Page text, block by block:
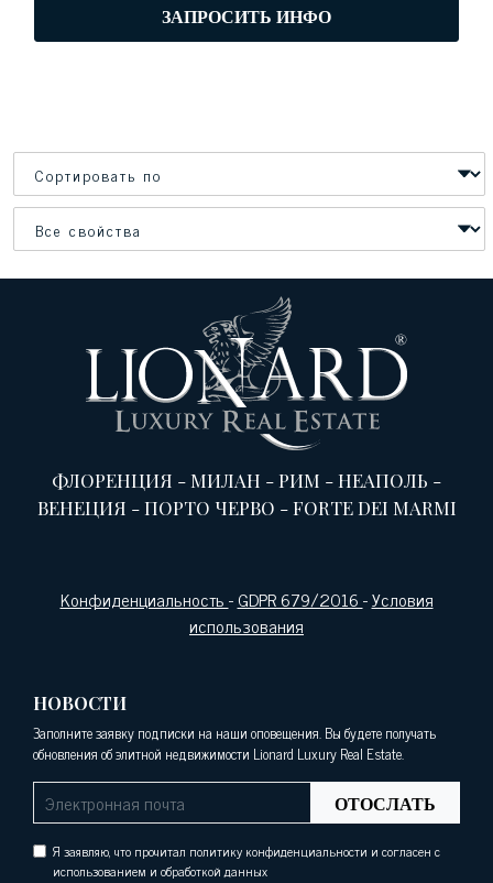
ЗАПРОСИТЬ ИНФО
ФЛОРЕНЦИЯ -МИЛАН -РИМ -НЕАПОЛЬ -
ВЕНЕЦИЯ -ПОРТО ЧЕРВО -FORTE DEI MARMI
Конфиденциальность-GDPR 679/2016-Условия
использования
НОВОСТИ
Заполните заявку подписки на наши оповещения. Вы будете получать
обновления об элитной недвижимости Lionard Luxury Real Estate.
ОТОСЛАТЬ
Я заявляю, что прочитал политику конфиденциальности и согласен с
использованием и обработкой данных